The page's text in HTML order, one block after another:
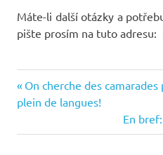
Máte-li další otázky a
pište prosím na tuto
communisation
comprendre
critique
Post
Previous
Post:
On cherche des
plein de langues!
Next
Post:
En